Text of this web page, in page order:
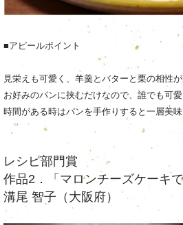
■アピールポイント
見栄えも可愛く、羊羹とバターと栗の相性が
お好みのパンに挟むだけなので、誰でも可
時間がある時はパンを手作りすると一層美味
レシピ部門賞
作品2．「マロンチーズケーキ
溝尾 智子（大阪府）